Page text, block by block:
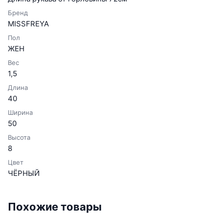
Бренд
MISSFREYA
Пол
ЖЕН
Вес
1,5
Длина
40
Ширина
50
Высота
8
Цвет
ЧЁРНЫЙ
Похожие товары